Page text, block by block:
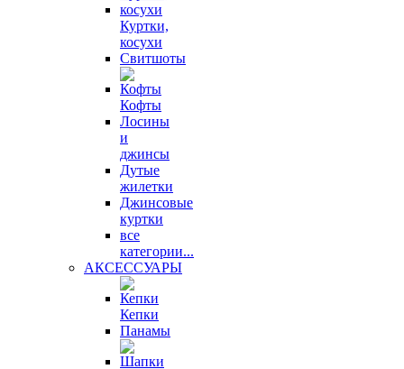
Куртки,
косухи
Свитшоты
Кофты
Лосины
и
джинсы
Дутые
жилетки
Джинсовые
куртки
все
категории...
АКСЕССУАРЫ
Кепки
Панамы